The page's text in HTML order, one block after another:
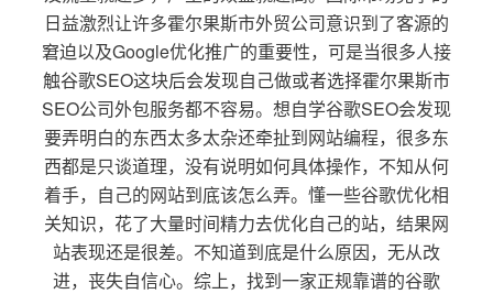
日益激烈让许多霍尔果斯市外贸公司意识到了客源的
窘迫以及Google优化推广的重要性，可是当很多人接
触谷歌SEO这块后会发现自己做或者选择霍尔果斯市
SEO公司外包服务都不容易。想自学谷歌SEO会发现
要弄明白的东西太多太杂还牵扯到网站编程，很多东
西都是只谈道理，没有说明如何具体操作，不知从何
着手，自己的网站到底该怎么弄。懂一些谷歌优化相
关知识，花了大量时间精力去优化自己的站，结果网
站表现还是很差。不知道到底是什么原因，无从改
进，丧失自信心。综上，找到一家正规靠谱的谷歌